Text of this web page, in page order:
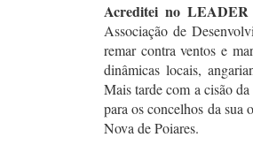
Acreditei no LEADER
Associação de
remar contra ventos e
dinâmicas locais,
Mais tarde com a cisão
para os concelhos da
Nova de Poiares.